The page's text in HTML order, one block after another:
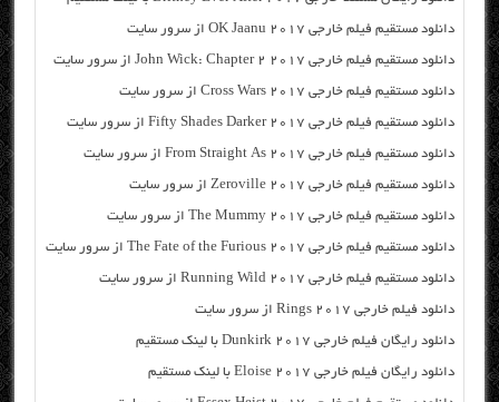
دانلود مستقیم فیلم خارجی OK Jaanu 2017 از سرور سایت
دانلود مستقیم فیلم خارجی John Wick: Chapter 2 2017 از سرور سایت
دانلود مستقیم فیلم خارجی Cross Wars 2017 از سرور سایت
دانلود مستقیم فیلم خارجی Fifty Shades Darker 2017 از سرور سایت
دانلود مستقیم فیلم خارجی From Straight As 2017 از سرور سایت
دانلود مستقیم فیلم خارجی Zeroville 2017 از سرور سایت
دانلود مستقیم فیلم خارجی The Mummy 2017 از سرور سایت
دانلود مستقیم فیلم خارجی The Fate of the Furious 2017 از سرور سایت
دانلود مستقیم فیلم خارجی Running Wild 2017 از سرور سایت
دانلود فیلم خارجی Rings 2017 از سرور سایت
دانلود رایگان فیلم خارجی Dunkirk 2017 با لینک مستقیم
دانلود رایگان فیلم خارجی Eloise 2017 با لینک مستقیم